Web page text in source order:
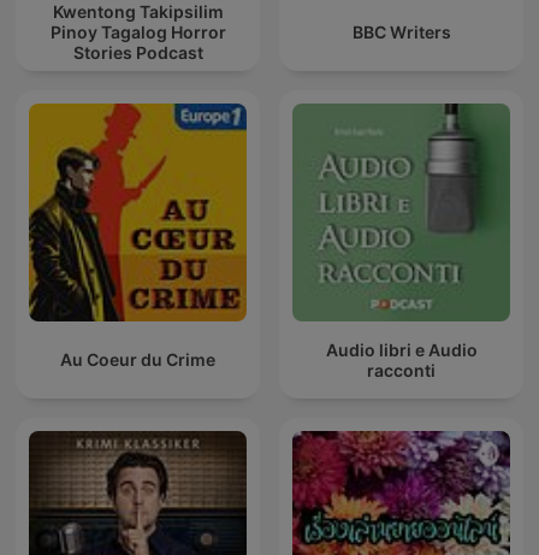
Kwentong Takipsilim
Pinoy Tagalog Horror
Stories Podcast
BBC Writers
Au Coeur du Crime
Audio libri e Audio
racconti